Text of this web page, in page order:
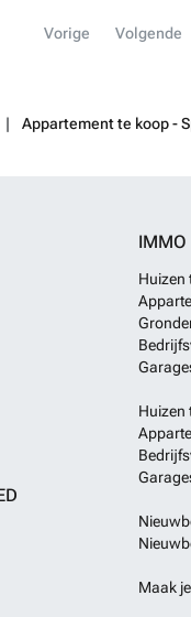
Vorige Volgende
Appartement te koop -
IMMO
Huizen
Huizen
Maak